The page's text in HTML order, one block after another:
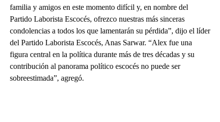
familia y amigos en este momento difícil y, en nombre del
Partido Laborista Escocés, ofrezco nuestras más sinceras
condolencias a todos los que lamentarán su pérdida”, dijo el líder
del Partido Laborista Escocés, Anas Sarwar. “Alex fue una
figura central en la política durante más de tres décadas y su
contribución al panorama político escocés no puede ser
sobreestimada”, agregó.